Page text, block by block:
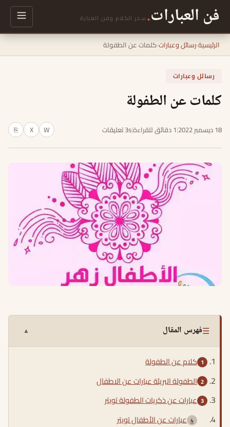
فن العبارات. سحر الكلام وفن العبارة
الرئيسية›رسائل وعبارات›كلمات عن الطفولة
رسائل وعبارات
كلمات عن الطفولة
18 ديسمبر 2022 |1 دقائق للقراءة |3s تعليقات W
X
⎘
☰فهرس المقال ▲
كلام عن الطفولة
الطفولة البريئة عبارات عن الاطفال
عبارات عن ذكريات الطفولة تويتر
عبارات عن الأطفال تويتر